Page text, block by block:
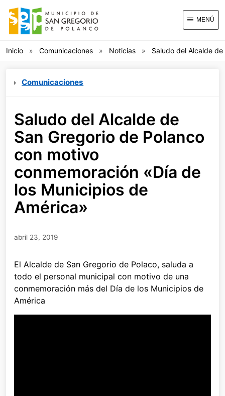
MENÚ
Inicio Comunicaciones Noticias Saludo del Alcalde
Comunicaciones
Saludo del Alcalde de
San Gregorio de Polanco
con motivo
conmemoración «Día de
los Municipios de
América»
abril 23, 2019
El Alcalde de San Gregorio de Polaco, saluda a
todo el personal municipal con motivo de una
conmemoración más del Día de los Municipios de
América